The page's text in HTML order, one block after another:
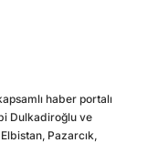
haber portalı
Dulkadiroğlu ve
Pazarcık,